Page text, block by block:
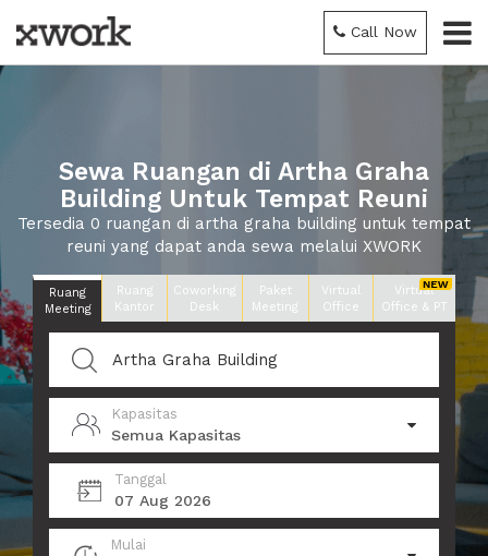
Call Now
Sewa Ruangan di Artha Graha
Building Untuk Tempat Reuni
Tersedia 0 ruangan di artha graha building untuk tempat
reuni yang dapat anda sewa melalui XWORK
Ruang
Meeting
Ruang
Kantor
Coworking
Desk
Paket
Meeting
Virtual
Office
Virtual
Office & PT
Kapasitas
Semua Kapasitas
Tanggal
07 Aug 2026
Mulai